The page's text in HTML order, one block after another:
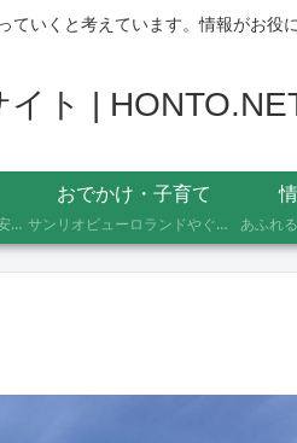
いくと考えています。情報がお
ト |
自作PCやPC環境の構築、格安SIMへのMNP乗り換え、便利なソフト・サービスの活用記録です。製品の型番や設定手順、つまずいたポイントまで具体的に記載していますので、同じことをしたい方の参考になれば幸いです。
おでかけ・子育て
サンリオピューロランドやぐりんぱなど、未就学児2人を連れて実際に行ったスポットの体験レポートです。株主優待や割引券でお得に楽しむ方法、子連れならではの持ち物や注意点もあわせて記録しています。